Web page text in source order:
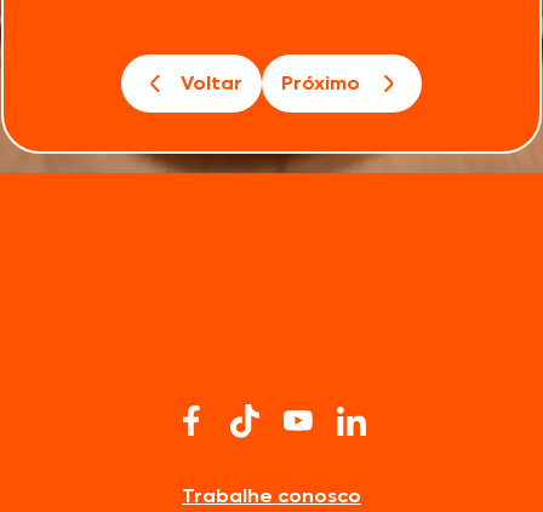
Voltar Próximo
Trabalhe conosco